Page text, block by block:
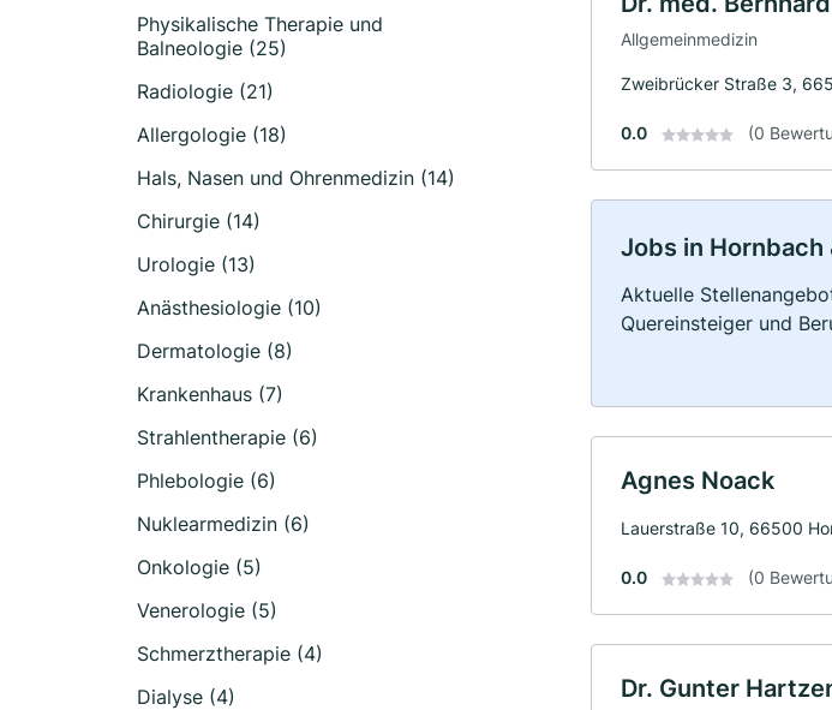
Physikalische Therapie und
Balneologie (25)
Radiologie (21)
Allergologie (18)
Hals, Nasen und Ohrenmedizin (14)
Chirurgie (14)
Urologie (13)
Anästhesiologie (10)
Dermatologie (8)
Krankenhaus (7)
Strahlentherapie (6)
Phlebologie (6)
Nuklearmedizin (6)
Onkologie (5)
Venerologie (5)
Schmerztherapie (4)
Dialyse (4)
Allgemeinmedizin
Zweibrücker Straße 3,
0.0 (0
Jobs in Hornbach
Aktuelle
Quereinsteiger und
Agnes Noack
Lauerstraße 10, 66500
0.0 (0
Dr. Gunter